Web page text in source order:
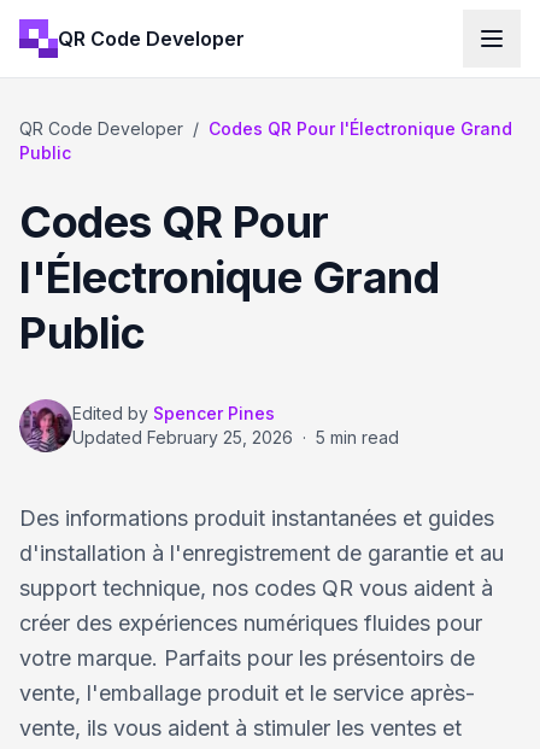
QR Code Developer
QR Code Developer / Codes QR Pour l'Électronique Grand
Public
Codes QR Pour
l'Électronique Grand
Public
Edited by Spencer Pines
Updated February 25, 2026 · 5 min read
Des informations produit instantanées et guides
d'installation à l'enregistrement de garantie et au
support technique, nos codes QR vous aident à
créer des expériences numériques fluides pour
votre marque. Parfaits pour les présentoirs de
vente, l'emballage produit et le service après-
vente, ils vous aident à stimuler les ventes et